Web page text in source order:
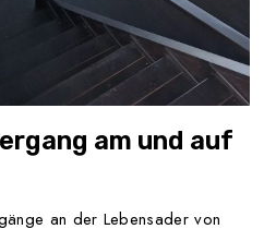
am und auf
an der Lebensader von